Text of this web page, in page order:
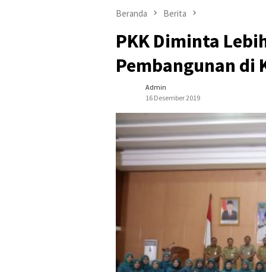
Beranda Berita
PKK Diminta
Pembangunan di
Admin
16 Desember 2019